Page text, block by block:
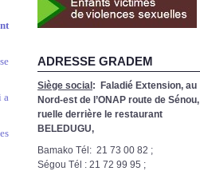
a
ADRESSE GRADEM
Siège social: Faladié Extension, au
Nord-est de l’ONAP route de Sénou,
ruelle derrière le restaurant
BELEDUGU,
Bamako Tél: 21 73 00 82 ;
Ségou Tél : 21 72 99 95 ;